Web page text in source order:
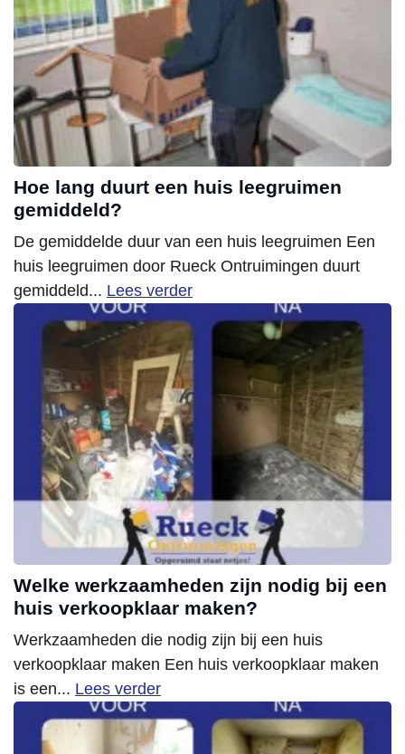
Hoe lang duurt een huis leegruimen
gemiddeld?
De gemiddelde duur van een huis leegruimen Een
huis leegruimen door Rueck Ontruimingen duurt
gemiddeld... Lees verder
Welke werkzaamheden zijn nodig bij een
huis verkoopklaar maken?
Werkzaamheden die nodig zijn bij een huis
verkoopklaar maken Een huis verkoopklaar maken
is een... Lees verder